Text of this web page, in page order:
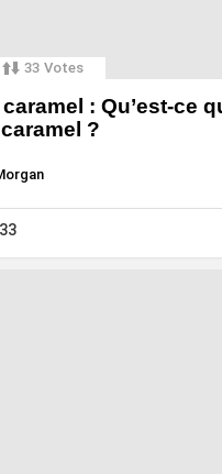
33 Votes
: Qu’est-ce
?
33